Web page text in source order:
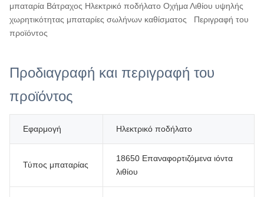
μπαταρία Βάτραχος Ηλεκτρικό ποδήλατο Οχήμα Λιθίου υψηλής
χωρητικότητας μπαταρίες σωλήνων καθίσματος
Περιγραφή του
προϊόντος
Προδιαγραφή και περιγραφή του
προϊόντος
Εφαρμογή Ηλεκτρικό ποδήλατο
Τύπος μπαταρίας
18650 Επαναφορτιζόμενα ιόντα
λιθίου